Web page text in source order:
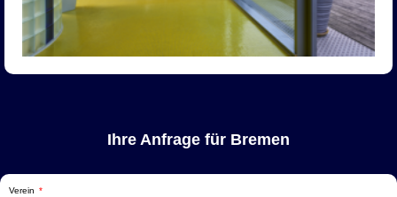
Ihre Anfrage für Bremen
Verein